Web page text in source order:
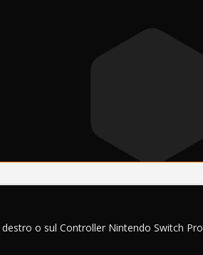
o sul Controller Nintendo Switch Pro